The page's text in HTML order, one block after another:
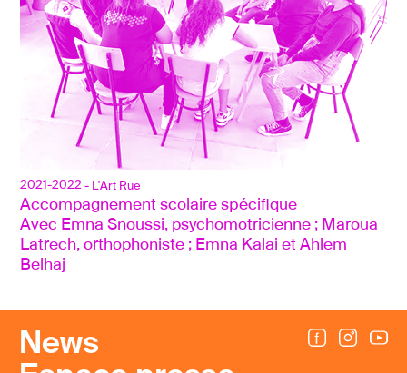
2021-2022- L'Art Rue
Accompagnement scolaire spécifique
Avec Emna Snoussi, psychomotricienne ; Maroua
Latrech, orthophoniste ; Emna Kalai et Ahlem
Belhaj
News